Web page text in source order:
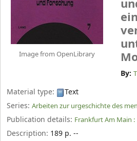
Image from OpenLibrary
By:
Material type:
Text
Series: Arbeiten zur urgeschichte des
Publication details: Frankfurt Am Main :
Description: 189 p. --